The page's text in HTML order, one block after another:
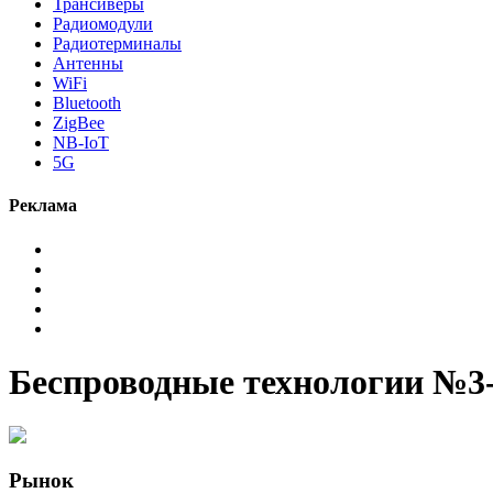
Трансиверы
Радиомодули
Радиотерминалы
Антенны
WiFi
Bluetooth
ZigBee
NB-IoT
5G
Реклама
Беспроводные технологии
Рынок